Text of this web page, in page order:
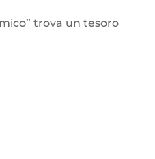
trova un tesoro